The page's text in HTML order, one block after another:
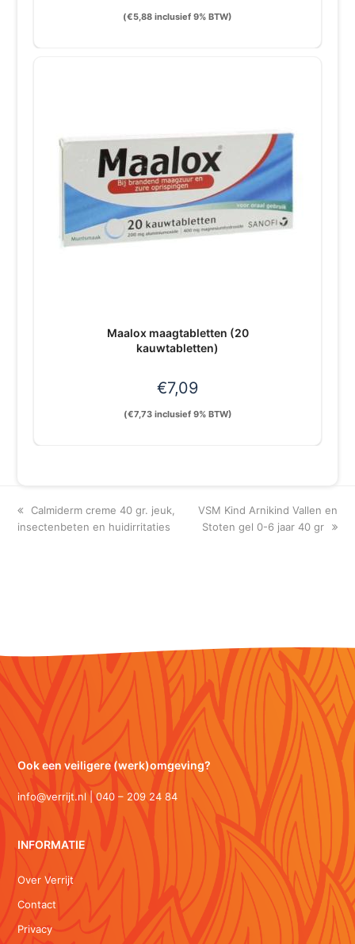
(€5,88 inclusief 9% BTW)
Maalox maagtabletten (20
kauwtabletten)
€7,09
(€7,73inclusief 9% BTW)
previous
post:
Calmiderm creme 40 gr. jeuk,
insectenbeten en huidirritaties
next
post:
VSM Kind Arnikind Vallen en
Stoten gel 0-6 jaar 40 gr
Ook een veiligere (werk)omgeving?
info@verrijt.nl | 040 – 209 24 84
INFORMATIE
Over Verrijt
Contact
Privacy